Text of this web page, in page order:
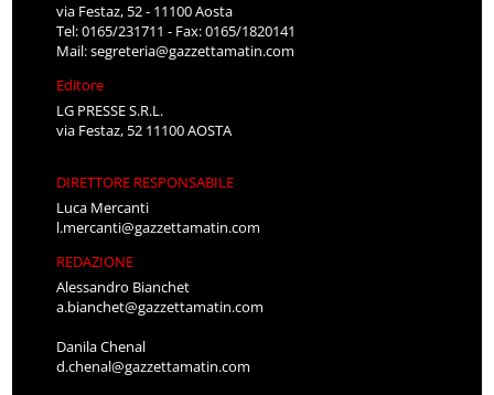
via Festaz, 52 - 11100 Aosta
Tel: 0165/231711 - Fax: 0165/1820141
Mail:segreteria@gazzettamatin.com
Editore
LG PRESSE S.R.L.
via Festaz, 52 11100 AOSTA
DIRETTORE RESPONSABILE
Luca Mercanti
l.mercanti@gazzettamatin.com
REDAZIONE
Alessandro Bianchet
a.bianchet@gazzettamatin.com
Danila Chenal
d.chenal@gazzettamatin.com